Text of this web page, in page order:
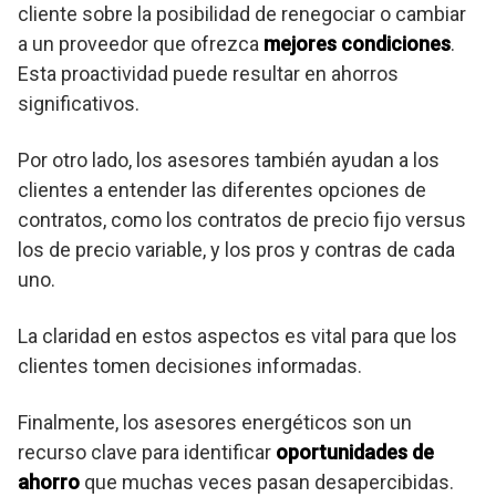
cliente sobre la posibilidad de renegociar o cambiar
a un proveedor que ofrezca mejores condiciones.
Esta proactividad puede resultar en ahorros
significativos.
Por otro lado, los asesores también ayudan a los
clientes a entender las diferentes opciones de
contratos, como los contratos de precio fijo versus
los de precio variable, y los pros y contras de cada
uno.
La claridad en estos aspectos es vital para que los
clientes tomen decisiones informadas.
Finalmente, los asesores energéticos son un
recurso clave para identificar oportunidades de
ahorro que muchas veces pasan desapercibidas.